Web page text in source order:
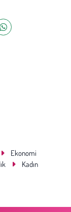
Ekonomi
Kadın